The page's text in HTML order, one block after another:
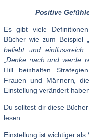
Positive
Es gibt viele
Bücher wie zum Beispiel „
beliebt und einflussreich
Denke nach und werde
Hill beinhalten
Frauen und Männern,
Einstellung verändert haben.
Du solltest dir diese
lesen.
Einstellung ist wichtiger als